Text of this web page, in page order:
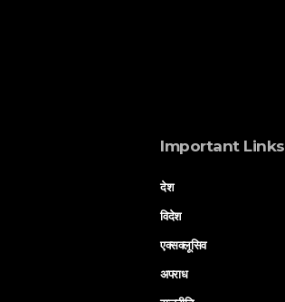
Important Links
देश
विदेश
एक्सक्लूसिव
अपराध